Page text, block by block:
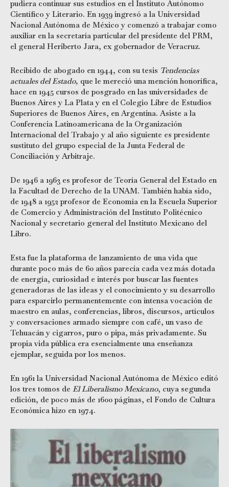
pudiera continuar sus estudios en el Instituto Autónomo
Científico y Literario. En 1939 ingresó a la Universidad
Nacional Autónoma de México y comenzó a trabajar como
auxiliar en la secretaría particular del presidente del PRM,
el general Heriberto Jara, ex gobernador de Veracruz.
Recibido de abogado en 1944, con su tesis Tendencias
actuales del Estado, que le mereció una mención honorífica,
hace en 1945 cursos de posgrado en las universidades de
Buenos Aires y La Plata y en el Colegio Libre de Estudios
Superiores de Buenos Aires, en Argentina. Asiste a la
Conferencia Latinoamericana de la Organización
Internacional del Trabajo y al año siguiente es presidente
sustituto del grupo especial de la Junta Federal de
Conciliación y Arbitraje.
De 1946 a 1963 es profesor de Teoría General del Estado en
la Facultad de Derecho de la UNAM. También había sido,
de 1948 a 1952 profesor de Economía en la Escuela Superior
de Comercio y Administración del Instituto Politécnico
Nacional y secretario general del Instituto Mexicano del
Libro.
Esta fue la plataforma de lanzamiento de una vida que
durante poco más de 60 años parecía cada vez más dotada
de energía, curiosidad e interés por buscar las fuentes
generadoras de las ideas y el conocimiento y su desarrollo
para esparcirlo permanentemente con intensa vocación de
maestro en aulas, conferencias, libros, discursos, artículos
y conversaciones armado siempre con café, un vaso de
Tehuacán y cigarros, puro o pipa, más privadamente. Su
propia vida pública era esencialmente una enseñanza
ejemplar, seguida por los menos.
En 1961 la Universidad Nacional Autónoma de México editó
los tres tomos de El Liberalismo Mexicano, cuya segunda
edición, de poco más de 1600 páginas, el Fondo de Cultura
Económica hizo en 1974.